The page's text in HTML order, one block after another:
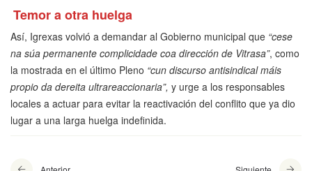
Temor a otra huelga
Así, Igrexas volvió a demandar al Gobierno municipal que “cese
na súa permanente complicidade coa dirección de Vitrasa”, como
la mostrada en el último Pleno “cun discurso antisindical máis
propio da dereita ultrareaccionaria”, y urge a los responsables
locales a actuar para evitar la reactivación del conflito que ya dio
lugar a una larga huelga indefinida.